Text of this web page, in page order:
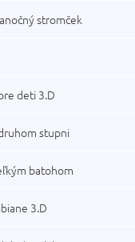
stromček
deti 3.D
stupni
batohom
3.D